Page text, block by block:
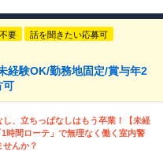
要 話を聞きたい応募可
経験OK/勤務地固定/賞与年2
可
し、立ちっぱなしはもう卒業！【未経
時間ローテ」で無理なく働く室内警
せんか？